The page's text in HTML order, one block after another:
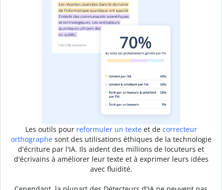
Les outils pour reformuler un texteet de correcteur
orthographesont des utilisations éthiques de la technologie
d'écriture par l'IA. Ils aident des millions de locuteurs et
d'écrivains à améliorer leur texte et à exprimer leurs idées
avec fluidité.